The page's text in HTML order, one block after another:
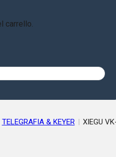
carrello.
TELEGRAFIA & KEYER | XIEGU